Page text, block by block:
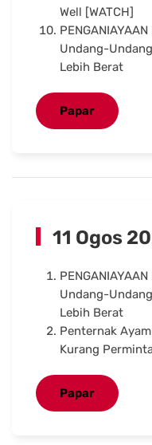
Well [WATCH]
Undang-
Lebih Berat
Papar
11 Ogos
Undang-
Lebih Berat
Penternak
Kurang
Papar